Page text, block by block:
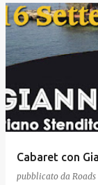
Cabaret con
pubblicato da